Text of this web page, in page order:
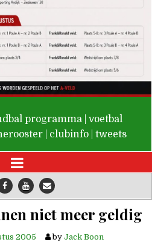
programma
voetbal
clubinfo tweets
niet meer geldig
2005 by Jack Boon